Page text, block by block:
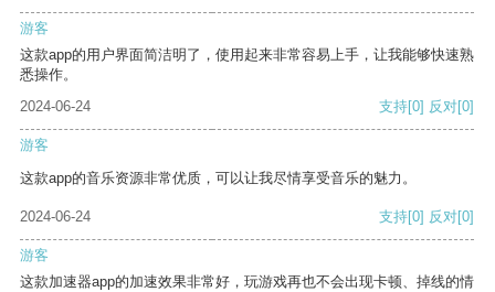
游客
这款app的用户界面简洁明了，使用起来非常容易上手，让我能够快速熟
悉操作。
2024-06-24
支持[0] 反对[0]
游客
这款app的音乐资源非常优质，可以让我尽情享受音乐的魅力。
2024-06-24 支持[0] 反对[0]
游客
这款加速器app的加速效果非常好，玩游戏再也不会出现卡顿、掉线的情